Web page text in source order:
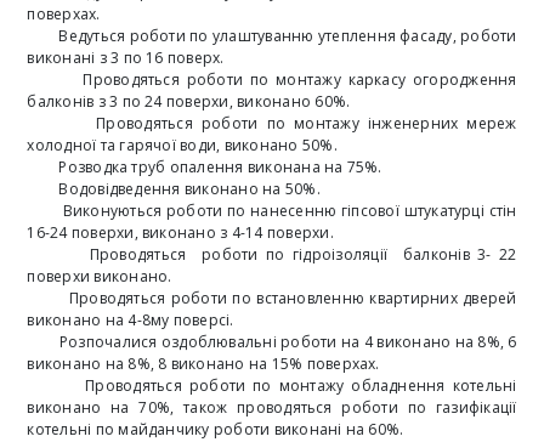
поверхах.
Ведуться роботи по улаштуванню утеплення фасаду, роботи
виконані з 3 по 16 поверх.
Проводяться роботи по монтажу каркасу огородження
балконів з 3 по 24 поверхи, виконано 60%.
Проводяться роботи по монтажу інженерних мереж
холодної та гарячої води, виконано 50%.
Розводка труб опалення виконана на 75%.
Водовідведення виконано на 50%.
Виконуються роботи по нанесенню гіпсової штукатурці стін
16-24 поверхи, виконано з 4-14 поверхи.
Проводяться
роботи по гідроізоляції
балконів 3- 22
поверхи виконано.
Проводяться роботи по встановленню квартирних дверей
виконано на 4-8му поверсі.
Розпочалися оздоблювальні роботи на 4 виконано на 8%, 6
виконано на 8%, 8 виконано на 15% поверхах.
Проводяться роботи по монтажу обладнення котельні
виконано на 70%, також проводяться роботи по газифікації
котельні по майданчику роботи виконані на 60%.